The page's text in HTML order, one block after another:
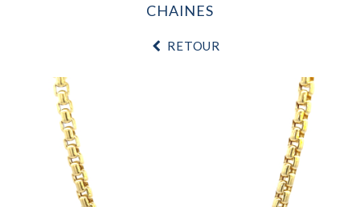
CHAINES
RETOUR